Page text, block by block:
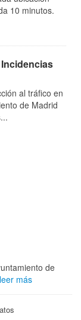
10 minutos.
al tráfico en
de Madrid
de
leer más